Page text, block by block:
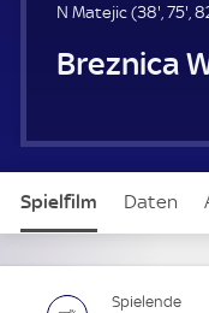
N Matejic (38'3
.
e
,75'7
.
,
Breznica
Spielfilm Daten
Spielende